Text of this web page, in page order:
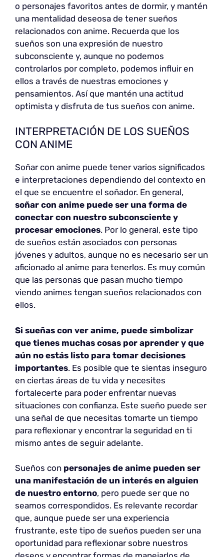
o personajes favoritos antes de dormir, y mantén
una mentalidad deseosa de tener sueños
relacionados con anime. Recuerda que los
sueños son una expresión de nuestro
subconsciente y, aunque no podemos
controlarlos por completo, podemos influir en
ellos a través de nuestras emociones y
pensamientos. Así que mantén una actitud
optimista y disfruta de tus sueños con anime.
INTERPRETACIÓN DE LOS SUEÑOS
CON ANIME
Soñar con anime puede tener varios significados
e interpretaciones dependiendo del contexto en
el que se encuentre el soñador. En general,
soñar con anime puede ser una forma de
conectar con nuestro subconsciente y
procesar emociones. Por lo general, este tipo
de sueños están asociados con personas
jóvenes y adultos, aunque no es necesario ser un
aficionado al anime para tenerlos. Es muy común
que las personas que pasan mucho tiempo
viendo animes tengan sueños relacionados con
ellos.
Si sueñas con ver anime, puede simbolizar
que tienes muchas cosas por aprender y que
aún no estás listo para tomar decisiones
importantes. Es posible que te sientas inseguro
en ciertas áreas de tu vida y necesites
fortalecerte para poder enfrentar nuevas
situaciones con confianza. Este sueño puede ser
una señal de que necesitas tomarte un tiempo
para reflexionar y encontrar la seguridad en ti
mismo antes de seguir adelante.
Sueños con personajes de anime pueden ser
una manifestación de un interés en alguien
de nuestro entorno, pero puede ser que no
seamos correspondidos. Es relevante recordar
que, aunque puede ser una experiencia
frustrante, este tipo de sueños pueden ser una
oportunidad para reflexionar sobre nuestros